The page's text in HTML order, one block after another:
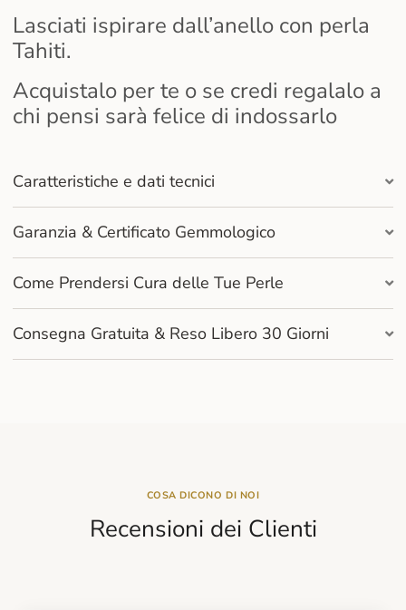
Lasciati ispirare dall’anello con perla
Tahiti.
Acquistalo per te o se credi regalalo a
chi pensi sarà felice di indossarlo
Caratteristiche e dati tecnici
Garanzia & Certificato Gemmologico
Come Prendersi Cura delle Tue Perle
Consegna Gratuita & Reso Libero 30 Giorni
COSA DICONO DI NOI
Recensioni dei Clienti